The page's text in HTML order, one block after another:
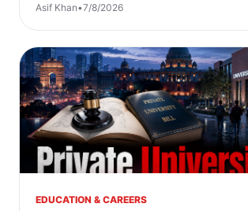
Asif Khan•7/8/2026
EDUCATION & CAREERS